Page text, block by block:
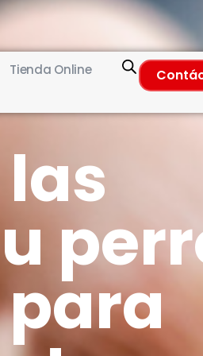
Tienda Online